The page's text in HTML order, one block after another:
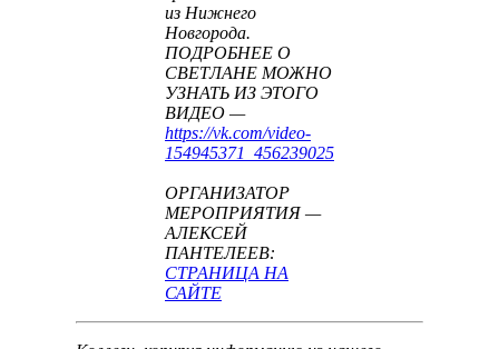
из Нижнего
Новгорода.
ПОДРОБНЕЕ О
СВЕТЛАНЕ МОЖНО
УЗНАТЬ ИЗ ЭТОГО
ВИДЕО —
https://vk.com/video-
154945371_456239025
ОРГАНИЗАТОР
МЕРОПРИЯТИЯ —
АЛЕКСЕЙ
ПАНТЕЛЕЕВ:
СТРАНИЦА НА
САЙТЕ